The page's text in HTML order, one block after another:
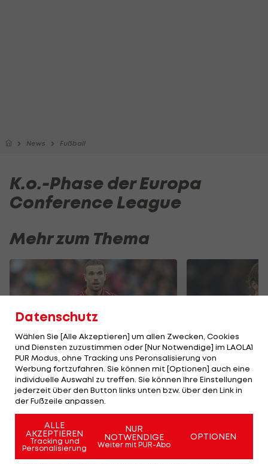
News Fußball
K.o.-Phase der Europa
Conference League
Mehr zum Thema
Ex-Liverpool-Kapitän
vor Rückkehr in die
Premier League
Premier League
Stuttgart
Deutsche
TEILEN
Datenschutz
Wählen Sie [Alle Akzeptieren] um allen Zwecken, Cookies
und Diensten zuzustimmen oder [Nur Notwendige] im LAOLA1
PUR Modus, ohne Tracking uns Peronsalisierung von
Werbung fortzufahren. Sie können mit [Optionen] auch eine
individuelle Auswahl zu treffen. Sie können Ihre Einstellungen
jederzeit über den Button links unten bzw. über den Link in
der Fußzeile anpassen.
ALLE
AKZEPTIEREN
Tracking und
Personalisierung
NUR
NOTWENDIGE
Weiter mit PUR-Abo
OPTIONEN